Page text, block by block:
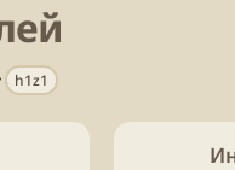
Т
е
г
h1z1